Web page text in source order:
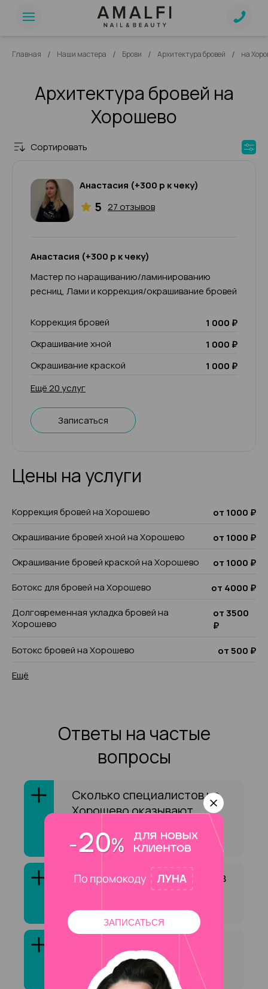
Главная / Наши мастера / Брови / Архитектура бровей / на
Архитектура бровей на
Хорошево
Сортировать
Анастасия (+300 р к чеку)
5 27 отзывов
Анастасия (+300 р к чеку)
Мастер по наращиванию/ламинированию
ресниц, Лами и коррекция/окрашивание бровей
Коррекция бровей
1 000 ₽
Окрашивание хной
1 000 ₽
Окрашивание краской
1 000 ₽
Ещё 20 услуг
Записаться
Цены на услуги
Коррекция бровей на Хорошево
от 1000 ₽
Окрашивание бровей хной на Хорошево
от 1000 ₽
Окрашивание бровей краской на Хорошево
от 1000 ₽
Ботокс для бровей на Хорошево
от 4000 ₽
Долговременная укладка бровей на
Хорошево
от 3500
₽
Ботокс бровей на Хорошево
от 500 ₽
Ещё
Ответы на частые
вопросы
Сколько специалистов на
Хорошево оказывают
бровей»?
Как выбрать специалиста в
сфере «Архитектура
бровей»?
Клиенты обычно довольны
услугой «Архитектура
бровей»?
ЗАПИСАТЬСЯ